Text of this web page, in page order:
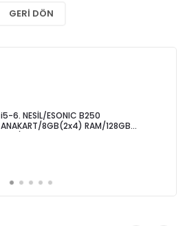
GERI DÖN
i5-6. NESİL/ESONIC B250
ANAKART/8GB(2x4) RAM/128GB